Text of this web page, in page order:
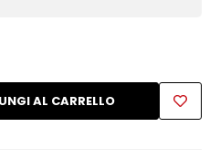
AL CARRELLO